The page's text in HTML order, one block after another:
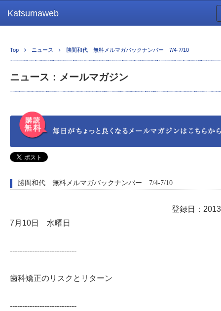
Katsumaweb
Top ニュース 勝間和代 無料メルマガバックナンバー 7/4-7/10
ニュース：メールマガジン
勝間和代 無料メルマガバックナンバー 7/4-7/10
登録日：
7月10日 水曜日
---------------------------
歯科矯正のリスクとリターン
---------------------------